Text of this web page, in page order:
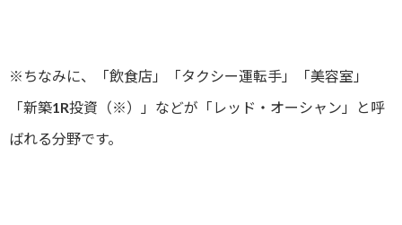
※ちなみに、「飲食店」「タクシー運転手」「美容室」
「新築1R投資（※）」などが「レッド・オーシャン」と呼
ばれる分野です。